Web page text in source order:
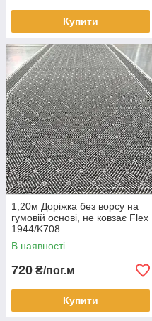
Купити
1,20м Доріжка без ворсу на
гумовій основі, не ковзає Flex
1944/K708
В наявності
720 ₴/пог.м
Купити